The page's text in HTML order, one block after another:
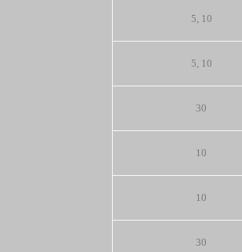
5, 10
5, 10
30
10
10
30